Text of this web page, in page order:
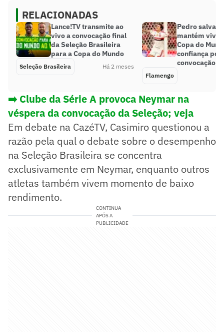
RELACIONADAS
Lance!TV transmite ao
vivo a convocação final
da Seleção Brasileira
para a Copa do Mundo
Seleção Brasileira Há 2 meses
Pedro salva
mantém vivo
Copa do
confiança por
convocação
Flamengo
➡️ Clube da Série A provoca Neymar na
véspera da convocação da Seleção; veja
Em debate na CazéTV, Casimiro questionou a
razão pela qual o debate sobre o desempenho
na Seleção Brasileira se concentra
exclusivamente em Neymar, enquanto outros
atletas também vivem momento de baixo
rendimento.
CONTINUA
APÓS A
PUBLICIDADE